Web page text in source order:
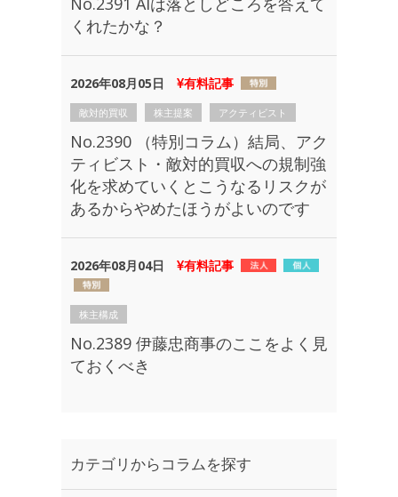
くれたかな？
2026年08月05日 有料記事
敵対的買収 株主提案 アクティビスト
No.2390 （特別コラム）結局、アク
ティビスト・敵対的買収への規制強
化を求めていくとこうなるリスクが
あるからやめたほうがよいのです
2026年08月04日 有料記事
株主構成
No.2389 伊藤忠商事のここをよく見
ておくべき
カテゴリからコラムを探す